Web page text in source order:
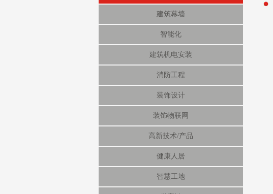
建筑幕墙
智能化
建筑机电安装
消防工程
装饰设计
装饰物联网
高新技术/产品
健康人居
智慧工地